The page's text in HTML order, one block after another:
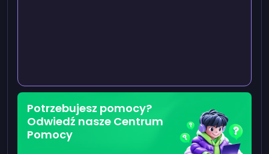
Potrzebujesz pomocy?
Odwiedź nasze Centrum
Pomocy